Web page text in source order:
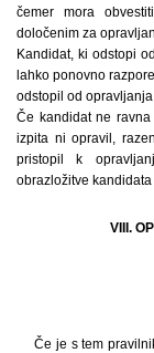
čemer mora
določenim za
Kandidat, ki odstopi
lahko ponovno
odstopil od opravljanja
Če kandidat ne
izpita ni opravil,
pristopil k
obrazložitve
VIII.
Če je s tem